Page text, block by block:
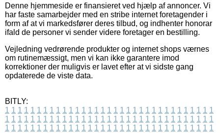
Denne hjemmeside er finansieret ved hjælp af annoncer. Vi
har faste samarbejder med en stribe internet foretagender i
form af at vi markedsfører deres tilbud, og indhenter honorar
ifald de personer vi sender videre foretager en bestilling.
Vejledning vedrørende produkter og internet shops værnes
om rutinemæssigt, men vi kan ikke garantere imod
korrektioner der muligvis er lavet efter at vi sidste gang
opdaterede de viste data.
BITLY:
1 1 1 1 1 1 1 1 1 1 1 1 1 1 1 1 1 1 1 1 1 1 1 1 1 1 1 1 1 1 1 1 1
1 1 1 1 1 1 1 1 1 1 1 1 1 1 1 1 1 1 1 1 1 1 1 1 1 1 1 1 1 1 1 1 1
1 1 1 1 1 1 1 1 1 1 1 1 1 1 1 1 1 1 1 1 1 1 1 1 1 1 1 1 1 1 1 1 1